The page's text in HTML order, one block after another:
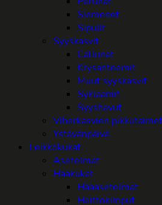
Siemenet
Sipulit
Syyskasvit
Callunat
Krysanteemit
Muut syyskasvit
Syklaamit
Syyshavut
Viherkasvien pikkutaimet
Ystävänpäivä
Leikkokukat
Asetelmat
Hääkukat
Hääasetelmat
Heittokimput